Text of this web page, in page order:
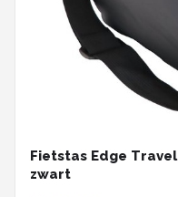
Fietstas Edge
zwart